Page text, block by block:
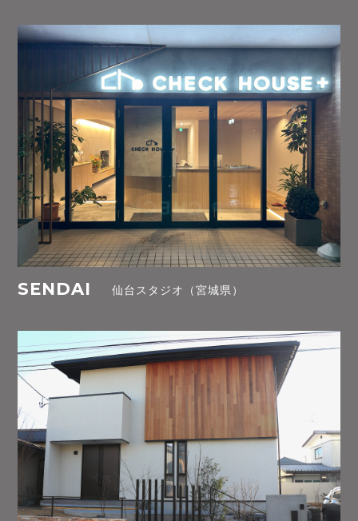
SENDAI 仙台スタジオ（宮城県）